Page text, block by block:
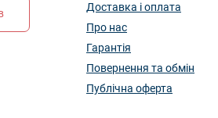
Доставка і оплата
Про нас
Гарантія
Повернення та обмін
Публічна оферта